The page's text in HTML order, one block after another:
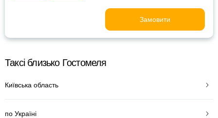
Замовити
Таксі близько Гостомеля
Київська область
по Україні